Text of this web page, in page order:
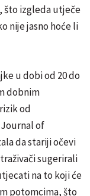
što izgleda utječe
nije jasno hoće li
u dobi od 20 do
dobnim
od
of
da stariji očevi
sugerirali
na to koji će
potomcima, što